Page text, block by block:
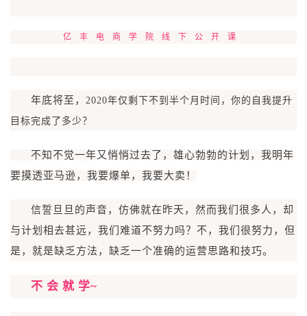
亿丰电商学院线下公开课
年底将至， 2020年仅剩下不到半个月时间， 你的自我提升
目标完成了多少？
不知不觉一年又悄悄过去了，雄心勃勃的计划，我明年
要摸透亚马逊，我要爆单，我要大卖！
信誓旦旦的声音，仿佛就在昨天，然而我们很多人，却
与计划相去甚远，我们难道不努力吗？不，我们很努力，但
是，就是缺乏方法，缺乏一个准确的运营思路和技巧。
不 会 就 学~